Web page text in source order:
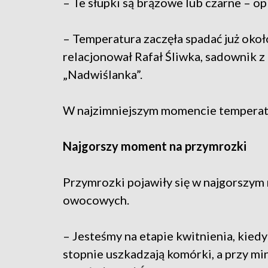
– Temperatura zaczęła spadać już
relacjonował Rafał Śliwka, sadownik
„Nadwiślanka”.
W najzimniejszym momencie
Najgorszy moment na przymrozki
Przymrozki pojawiły się w
owocowych.
– Jesteśmy na etapie kwitnienia,
stopnie uszkadzają komórki, a przy